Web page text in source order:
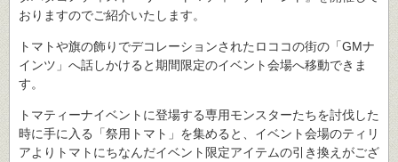
おりますのでご紹介いたします。
トマトや旗の飾りでデコレーションされたロココの街の「GMナ
インツ」へ話しかけると期間限定のイベント会場へ移動できま
す。
トマティーナイベントに登場する専用モンスターたちを討伐した
時に手に入る「祭用トマト」を集めると、イベント会場のティリ
アよりトマトにちなんだイベント限定アイテムの引き換えがござ